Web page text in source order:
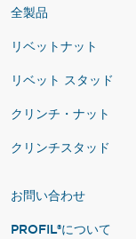
全製品
リベットナット
リベット スタッド
クリンチ・ナット
クリンチスタッド
お問い合わせ
PROFIL®について